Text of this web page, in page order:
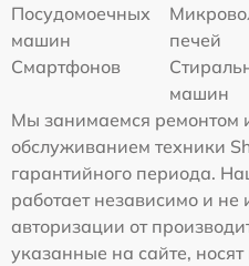
Посудомоечных
машин
печей
Смартфонов
машин
Мы занимаемся ремонтом
обслуживанием техники
гарантийного периода.
работает независимо и
авторизации от
указанные на сайте,